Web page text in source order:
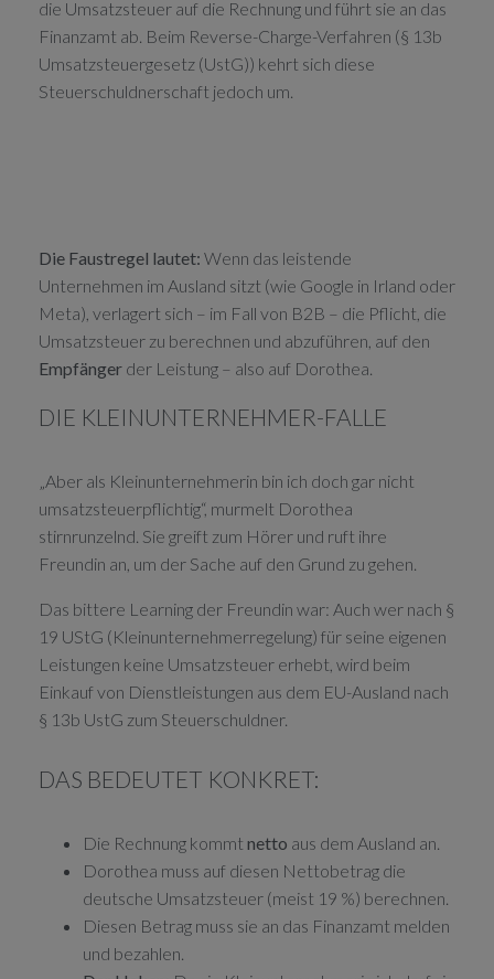
die Umsatzsteuer auf die Rechnung und führt sie an das
Finanzamt ab. Beim Reverse-Charge-Verfahren (§ 13b
Umsatzsteuergesetz (UstG)) kehrt sich diese
Steuerschuldnerschaft jedoch um.
Die Faustregel lautet: Wenn das leistende
Unternehmen im Ausland sitzt (wie Google in Irland oder
Meta), verlagert sich – im Fall von B2B – die Pflicht, die
Umsatzsteuer zu berechnen und abzuführen, auf den
Empfänger der Leistung – also auf Dorothea.
DIE KLEINUNTERNEHMER-FALLE
„Aber als Kleinunternehmerin bin ich doch gar nicht
umsatzsteuerpflichtig“, murmelt Dorothea
stirnrunzelnd. Sie greift zum Hörer und ruft ihre
Freundin an, um der Sache auf den Grund zu gehen.
Das bittere Learning der Freundin war: Auch wer nach §
19 UStG (Kleinunternehmerregelung) für seine eigenen
Leistungen keine Umsatzsteuer erhebt, wird beim
Einkauf von Dienstleistungen aus dem EU-Ausland nach
§ 13b UstG zum Steuerschuldner.
DAS BEDEUTET KONKRET:
Die Rechnung kommt netto aus dem Ausland an.
Dorothea muss auf diesen Nettobetrag die
deutsche Umsatzsteuer (meist 19 %) berechnen.
Diesen Betrag muss sie an das Finanzamt melden
und bezahlen.